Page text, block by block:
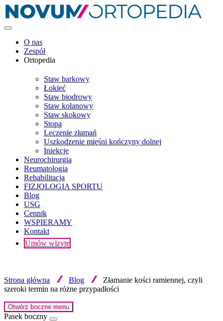
O nas
Zespół
Ortopedia
Staw barkowy
Łokieć
Staw biodrowy
Staw kolanowy
Staw skokowy
Stopa
Leczenie złamań
Uszkodzenie mięśni kończyny dolnej
Iniekcje
Neurochirurgia
Reumatologia
Rehabilitacja
FIZJOLOGIA SPORTU
Blog
USG
Cennik
WSPIERAMY
Kontakt
Umów wizytę
Strona główna Blog
Złamanie kości ramiennej, czyli
szeroki termin na różne przypadłości
Otwórz boczne menu
Pasek boczny